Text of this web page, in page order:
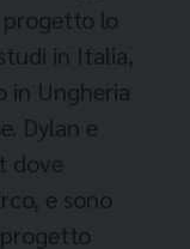
progetto lo
in Italia,
in Ungheria
Dylan e
dove
e sono